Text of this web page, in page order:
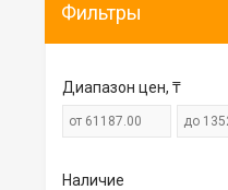
Фильтры
Диапазон цен, ₸
Наличие